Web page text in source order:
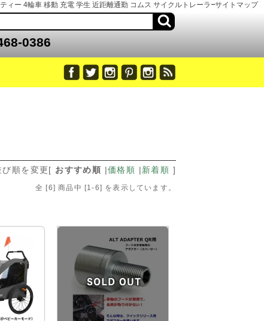
ー 4輪車 移動 充電 学生 近距離通勤 コムス サイクルトレーラー ベビーカー
サイトマップ
0386
び順を変更[ おすすめ順 |価格順 |新着順 ]
全 [6] 商品中 [1-6] を表示しています。